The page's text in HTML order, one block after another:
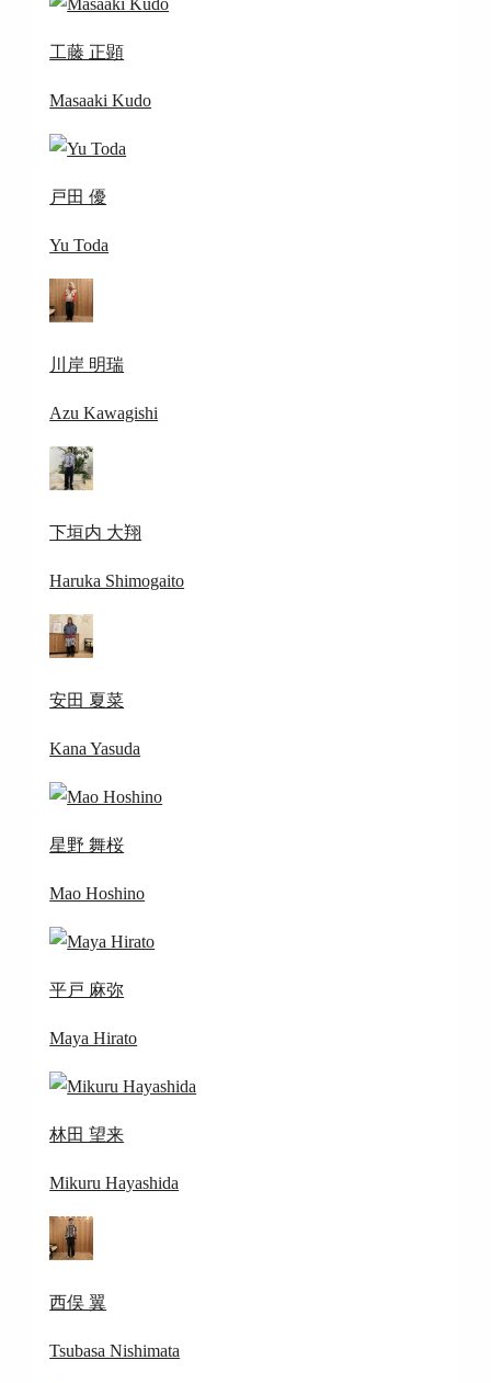
工藤 正顕
Masaaki Kudo
戸田 優
Yu Toda
川岸 明瑞
Azu Kawagishi
下垣内 大翔
Haruka Shimogaito
安田 夏菜
Kana Yasuda
星野 舞桜
Mao Hoshino
平戸 麻弥
Maya Hirato
林田 望来
Mikuru Hayashida
西俣 翼
Tsubasa Nishimata